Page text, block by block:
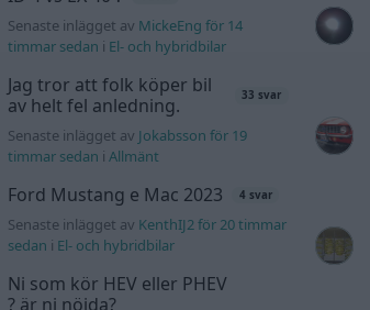
Senaste inlägget av MickeEng för 14
timmar sedan i El- och hybridbilar
Jag tror att folk köper bil
av helt fel anledning.
33 svar
Senaste inlägget av Jokabsson för 19
timmar sedan iAllmänt
Ford Mustang e Mac 2023 4 svar
Senaste inlägget av KenthIJ2 för 20 timmar
sedan i El- och hybridbilar
Ni som kör HEV eller PHEV
? är ni nöjda?